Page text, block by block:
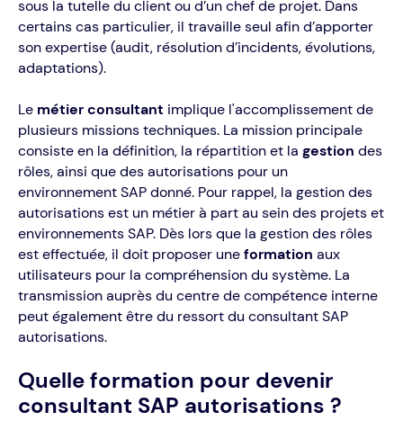
sous la tutelle du client ou d’un chef de projet. Dans
certains cas particulier, il travaille seul afin d’apporter
son expertise (audit, résolution d’incidents, évolutions,
adaptations).
Le métier consultant implique l'accomplissement de
plusieurs missions techniques. La mission principale
consiste en la définition, la répartition et la gestion des
rôles, ainsi que des autorisations pour un
environnement SAP donné. Pour rappel, la gestion des
autorisations est un métier à part au sein des projets et
environnements SAP. Dès lors que la gestion des rôles
est effectuée, il doit proposer uneformation aux
utilisateurs pour la compréhension du système. La
transmission auprès du centre de compétence interne
peut également être du ressort du consultant SAP
autorisations.
Quelle formation pour devenir
consultant SAP autorisations ?